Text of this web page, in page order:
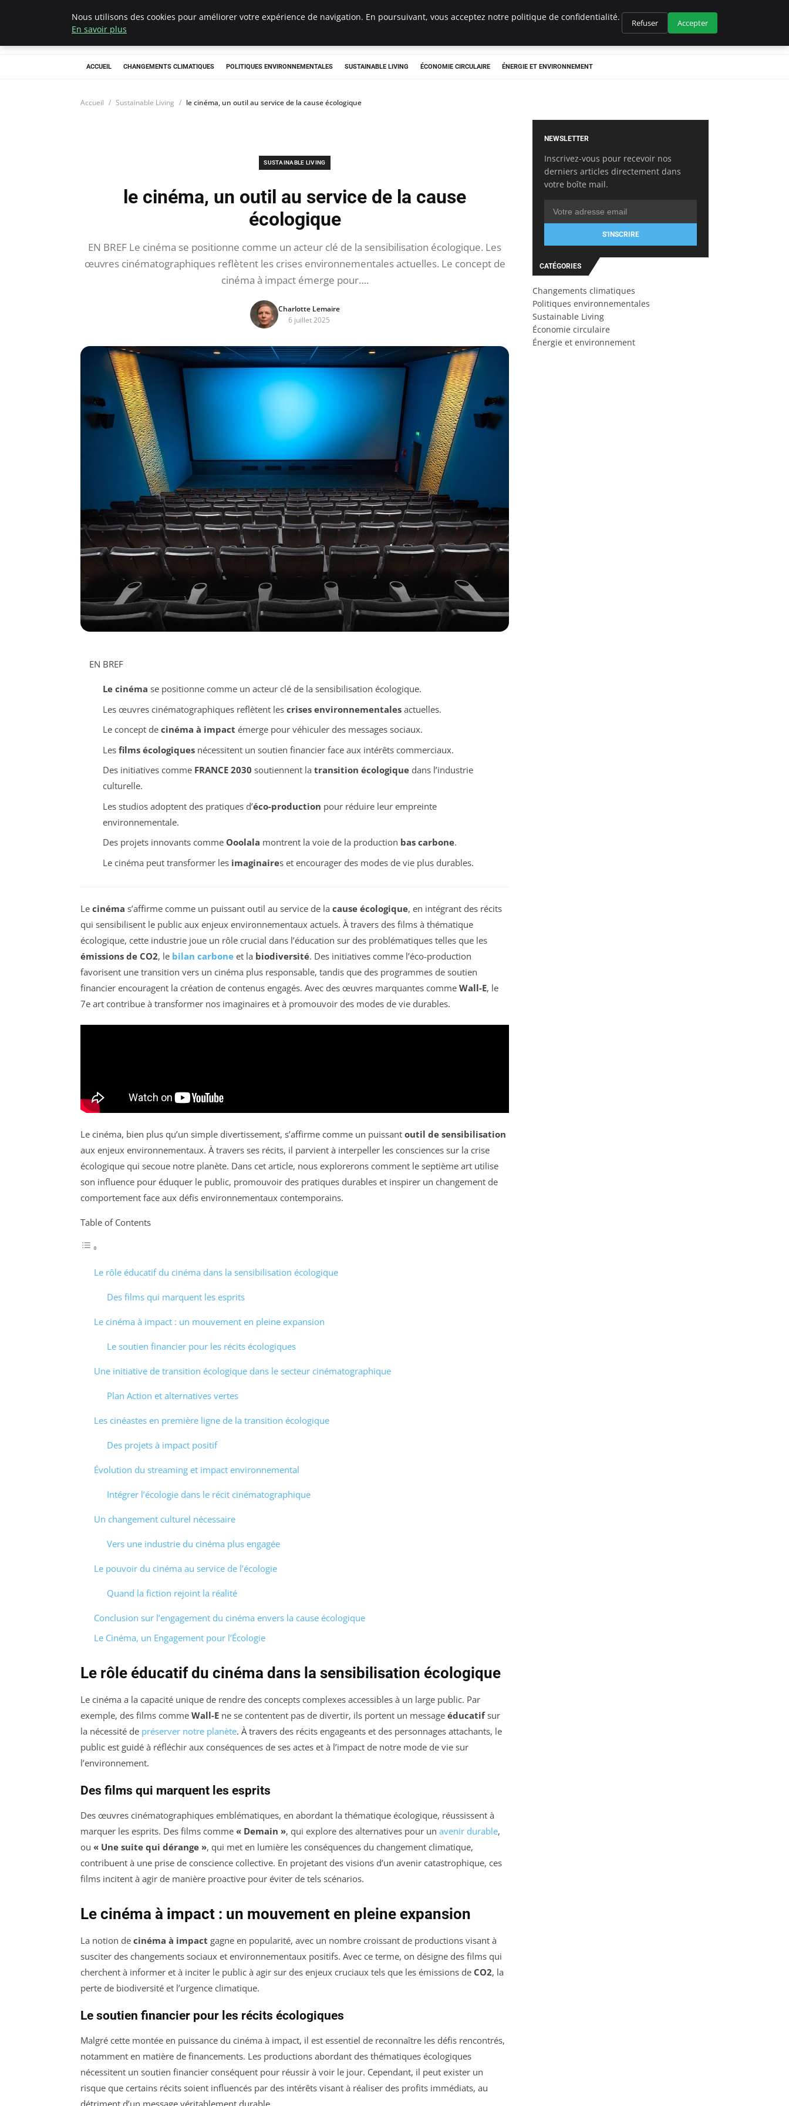
Climategatecountryclub.com
ACCUEIL CHANGEMENTS CLIMATIQUES POLITIQUES ENVIRONNEMENTALES SUSTAINABLE LIVING ÉCONOMIE CIRCULAIRE ÉNERGIE ET ENVIRONNEMENT
Accueil Sustainable Living le cinéma, un outil au service de la cause écologique
SUSTAINABLE LIVING
le cinéma, un outil au service de la cause
écologique
EN BREF Le cinéma se positionne comme un acteur clé de la sensibilisation écologique. Les
œuvres cinématographiques reflètent les crises environnementales actuelles. Le concept de
cinéma à impact émerge pour….
Charlotte Lemaire
6 juillet 2025
EN BREF
Le cinéma se positionne comme un acteur clé de la sensibilisation écologique.
Les œuvres cinématographiques reflètent les crises environnementalesactuelles.
Le concept de cinéma à impact émerge pour véhiculer des messages sociaux.
Les films écologiquesnécessitent un soutien financier face aux intérêts commerciaux.
Des initiatives comme FRANCE 2030 soutiennent la transition écologiquedans l’industrie
culturelle.
Les studios adoptent des pratiques d’éco-production pour réduire leur empreinte
environnementale.
Des projets innovants comme Ooolala montrent la voie de la production bas carbone.
Le cinéma peut transformer les imaginaires et encourager des modes de vie plus durables.
Le cinéma s’affirme comme un puissant outil au service de la cause écologique, en intégrant des récits
qui sensibilisent le public aux enjeux environnementaux actuels. À travers des films à thématique
écologique, cette industrie joue un rôle crucial dans l’éducation sur des problématiques telles que les
émissions de CO2, le bilan carbone et la biodiversité. Des initiatives comme l’éco-production
favorisent une transition vers un cinéma plus responsable, tandis que des programmes de soutien
financier encouragent la création de contenus engagés. Avec des œuvres marquantes comme Wall-E, le
7e art contribue à transformer nos imaginaires et à promouvoir des modes de vie durables.
Le cinéma, bien plus qu’un simple divertissement, s’affirme comme un puissant outil de sensibilisation
aux enjeux environnementaux. À travers ses récits, il parvient à interpeller les consciences sur la crise
écologique qui secoue notre planète. Dans cet article, nous explorerons comment le septième art utilise
son influence pour éduquer le public, promouvoir des pratiques durables et inspirer un changement de
comportement face aux défis environnementaux contemporains.
Table of Contents
Le rôle éducatif du cinéma dans la sensibilisation écologique
Des films qui marquent les esprits
Le cinéma à impact : un mouvement en pleine expansion
Le soutien financier pour les récits écologiques
Une initiative de transition écologique dans le secteur cinématographique
Plan Action et alternatives vertes
Les cinéastes en première ligne de la transition écologique
Des projets à impact positif
Évolution du streaming et impact environnemental
Intégrer l’écologie dans le récit cinématographique
Un changement culturel nécessaire
Vers une industrie du cinéma plus engagée
Le pouvoir du cinéma au service de l’écologie
Quand la fiction rejoint la réalité
Conclusion sur l’engagement du cinéma envers la cause écologique
Le Cinéma, un Engagement pour l’Écologie
Le rôle éducatif du cinéma dans la sensibilisation écologique
Le cinéma a la capacité unique de rendre des concepts complexes accessibles à un large public. Par
exemple, des films comme Wall-E ne se contentent pas de divertir, ils portent un message éducatifsur
la nécessité de préserver notre planète. À travers des récits engageants et des personnages attachants, le
public est guidé à réfléchir aux conséquences de ses actes et à l’impact de notre mode de vie sur
l’environnement.
Des films qui marquent les esprits
Des œuvres cinématographiques emblématiques, en abordant la thématique écologique, réussissent à
marquer les esprits. Des films comme « Demain », qui explore des alternatives pour un avenir durable,
ou « Une suite qui dérange », qui met en lumière les conséquences du changement climatique,
contribuent à une prise de conscience collective. En projetant des visions d’un avenir catastrophique, ces
films incitent à agir de manière proactive pour éviter de tels scénarios.
Le cinéma à impact : un mouvement en pleine expansion
La notion de cinéma à impact gagne en popularité, avec un nombre croissant de productions visant à
susciter des changements sociaux et environnementaux positifs. Avec ce terme, on désigne des films qui
cherchent à informer et à inciter le public à agir sur des enjeux cruciaux tels que les émissions de CO2, la
perte de biodiversité et l’urgence climatique.
Le soutien financier pour les récits écologiques
Malgré cette montée en puissance du cinéma à impact, il est essentiel de reconnaître les défis rencontrés,
notamment en matière de financements. Les productions abordant des thématiques écologiques
nécessitent un soutien financier conséquent pour réussir à voir le jour. Cependant, il peut exister un
risque que certains récits soient influencés par des intérêts visant à réaliser des profits immédiats, au
NEWSLETTER
Inscrivez-vous pour recevoir nos
derniers articles directement dans
votre boîte mail.
S'INSCRIRE
CATÉGORIES
Changements climatiques
Politiques environnementales
Sustainable Living
Économie circulaire
Énergie et environnement
Nous utilisons des cookies pour améliorer votre expérience de navigation. En poursuivant, vous acceptez notre politique de confidentialité.
En savoir plus
Refuser Accepter